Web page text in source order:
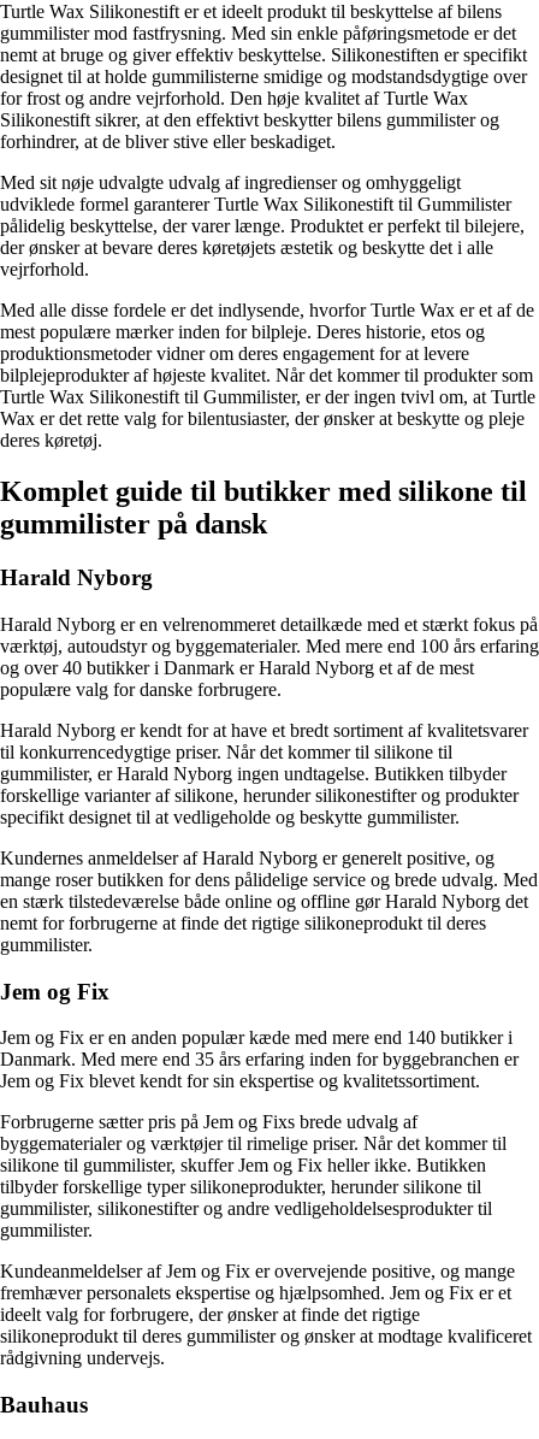
Turtle Wax Silikonestift er et ideelt produkt til beskyttelse af bilens
gummilister mod fastfrysning. Med sin enkle påføringsmetode er det
nemt at bruge og giver effektiv beskyttelse. Silikonestiften er specifikt
designet til at holde gummilisterne smidige og modstandsdygtige over
for frost og andre vejrforhold. Den høje kvalitet af Turtle Wax
Silikonestift sikrer, at den effektivt beskytter bilens gummilister og
forhindrer, at de bliver stive eller beskadiget.
Med sit nøje udvalgte udvalg af ingredienser og omhyggeligt
udviklede formel garanterer Turtle Wax Silikonestift til Gummilister
pålidelig beskyttelse, der varer længe. Produktet er perfekt til bilejere,
der ønsker at bevare deres køretøjets æstetik og beskytte det i alle
vejrforhold.
Med alle disse fordele er det indlysende, hvorfor Turtle Wax er et af de
mest populære mærker inden for bilpleje. Deres historie, etos og
produktionsmetoder vidner om deres engagement for at levere
bilplejeprodukter af højeste kvalitet. Når det kommer til produkter som
Turtle Wax Silikonestift til Gummilister, er der ingen tvivl om, at Turtle
Wax er det rette valg for bilentusiaster, der ønsker at beskytte og pleje
deres køretøj.
Komplet guide til butikker med silikone til
gummilister på dansk
Harald Nyborg
Harald Nyborg er en velrenommeret detailkæde med et stærkt fokus på
værktøj, autoudstyr og byggematerialer. Med mere end 100 års erfaring
og over 40 butikker i Danmark er Harald Nyborg et af de mest
populære valg for danske forbrugere.
Harald Nyborg er kendt for at have et bredt sortiment af kvalitetsvarer
til konkurrencedygtige priser. Når det kommer til silikone til
gummilister, er Harald Nyborg ingen undtagelse. Butikken tilbyder
forskellige varianter af silikone, herunder silikonestifter og produkter
specifikt designet til at vedligeholde og beskytte gummilister.
Kundernes anmeldelser af Harald Nyborg er generelt positive, og
mange roser butikken for dens pålidelige service og brede udvalg. Med
en stærk tilstedeværelse både online og offline gør Harald Nyborg det
nemt for forbrugerne at finde det rigtige silikoneprodukt til deres
gummilister.
Jem og Fix
Jem og Fix er en anden populær kæde med mere end 140 butikker i
Danmark. Med mere end 35 års erfaring inden for byggebranchen er
Jem og Fix blevet kendt for sin ekspertise og kvalitetssortiment.
Forbrugerne sætter pris på Jem og Fixs brede udvalg af
byggematerialer og værktøjer til rimelige priser. Når det kommer til
silikone til gummilister, skuffer Jem og Fix heller ikke. Butikken
tilbyder forskellige typer silikoneprodukter, herunder silikone til
gummilister, silikonestifter og andre vedligeholdelsesprodukter til
gummilister.
Kundeanmeldelser af Jem og Fix er overvejende positive, og mange
fremhæver personalets ekspertise og hjælpsomhed. Jem og Fix er et
ideelt valg for forbrugere, der ønsker at finde det rigtige
silikoneprodukt til deres gummilister og ønsker at modtage kvalificeret
rådgivning undervejs.
Bauhaus